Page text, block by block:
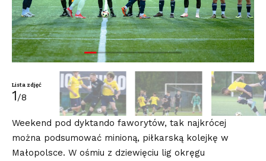
Lista zdjęć
1/8
Weekend pod dyktando faworytów, tak najkrócej
można podsumować minioną, piłkarską kolejkę w
Małopolsce. W ośmiu z dziewięciu lig okręgu